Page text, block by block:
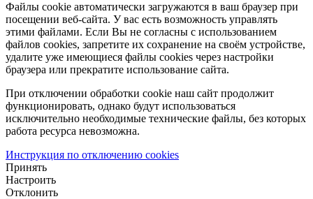
Файлы cookie автоматически загружаются в ваш браузер при
посещении веб-сайта. У вас есть возможность управлять
этими файлами. Если Вы не согласны с использованием
файлов cookies, запретите их сохранение на своём устройстве,
удалите уже имеющиеся файлы cookies через настройки
браузера или прекратите использование сайта.
При отключении обработки cookie наш сайт продолжит
функционировать, однако будут использоваться
исключительно необходимые технические файлы, без которых
работа ресурса невозможна.
Инструкция по отключению cookies
Принять
Настроить
Отклонить